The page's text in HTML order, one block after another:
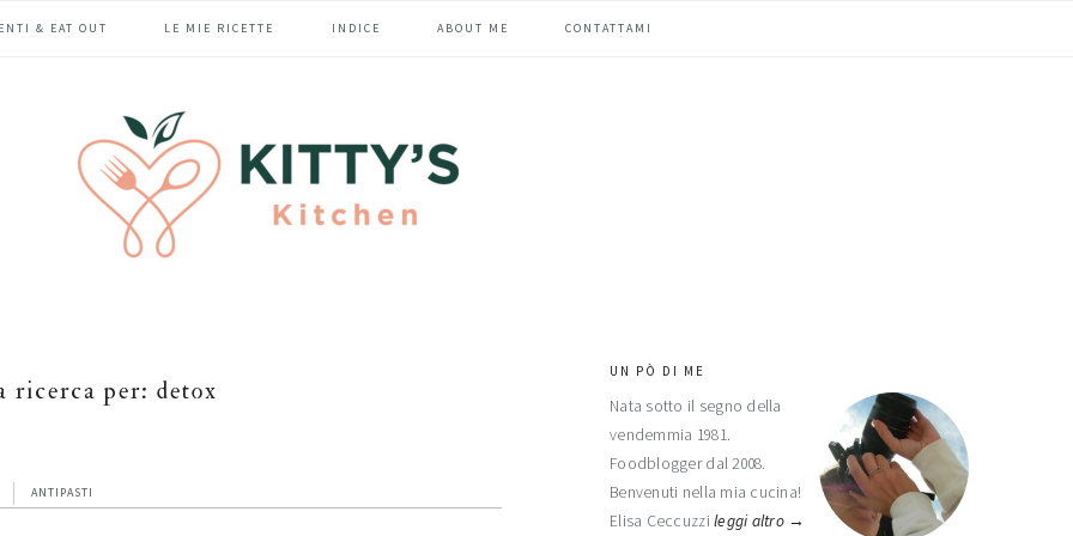
& EAT OUT LE MIE RICETTE INDICE ABOUT ME CONTATTAMI
per: detox
ANTIPASTI
barra
laterale
primaria
UN PÒ DI ME
Nata sotto il segno della
vendemmia 1981.
Foodblogger dal 2008.
Benvenuti nella mia cucina!
Elisa Ceccuzzileggi altro →